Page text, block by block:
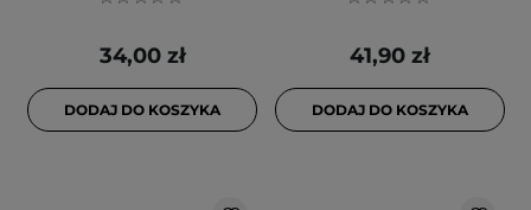
34,00 zł
DODAJ DO KOSZYKA
41,90 zł
DODAJ DO KOSZYKA